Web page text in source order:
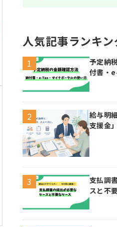
人気記事ランキン
予定納
付書・
ルの使い
給与明
支援金
に説明
のポイン
支払調
スと不
人事業